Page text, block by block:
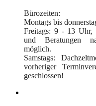
Bürozeiten:
Montags bis
Freitags: 9 - 13 Uhr,
und Beratungen
möglich.
Samstags:
vorheriger
geschlossen!